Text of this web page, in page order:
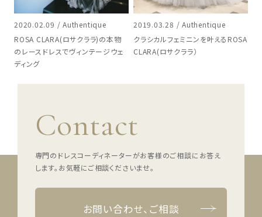
2020.02.09 / Authentique
ROSA CLARA(ロサクララ)の本物
のレースドレスでヴィンテージウェ
ディング
2019.03.28 / Authentique
クラシカルフェミニンを叶えるROSA
CLARA(ロサクララ）
Contact
専門のドレスコーディネーターがお客様のご相談にお答え
します。 お気軽にご相談くださいませ。
お問い合わせ、ご相談